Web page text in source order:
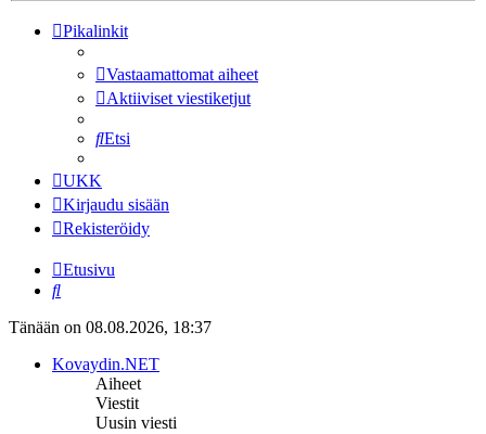
Pikalinkit
Vastaamattomat aiheet
Aktiiviset viestiketjut
Etsi
UKK
Kirjaudu sisään
Rekisteröidy
Etusivu
Etsi
Tänään on 08.08.2026, 18:37
Kovaydin.NET
Aiheet
Viestit
Uusin viesti